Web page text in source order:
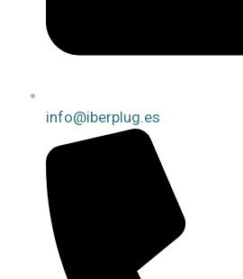
info@iberplug.es